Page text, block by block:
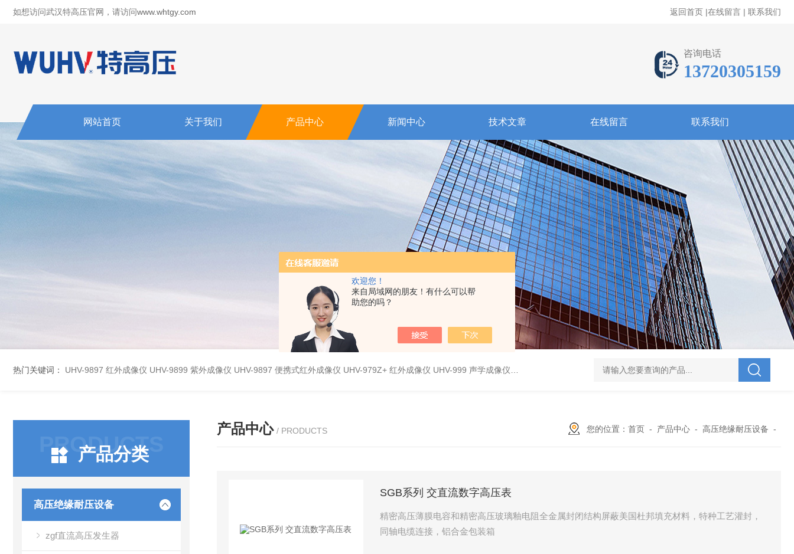
欢迎您！
来自局域网的朋友！有什么可以帮
助您的吗？
如想访问武汉特高压官网，请访问www.whtgy.com 返回首页 |在线留言 | 联系我们
咨询电话
13720305159
网站首页 关于我们 产品中心 新闻中心 技术文章 在线留言 联系我们
热门关键词： UHV-9897 红外成像仪 UHV-9899 紫外成像仪 UHV-9897 便携式红外成像仪 UHV-979Z+ 红外成像仪 UHV-999 声学成像仪 UHV-995 电力综合试验车 UHV-701 级差配合测试仪 UHV-646 全自动水溶
PRODUCTS
产品分类
高压绝缘耐压设备
zgf直流高压发生器
产品中心 / PRODUCTS 您的位置： 首页 - 产品中心 - 高压绝缘耐压设备 -
SGB系列 交直流数字高压表
精密高压薄膜电容和精密高压玻璃釉电阻全金属封闭结构屏蔽美国杜邦填充材料，特种工艺灌封，
同轴电缆连接，铝合金包装箱